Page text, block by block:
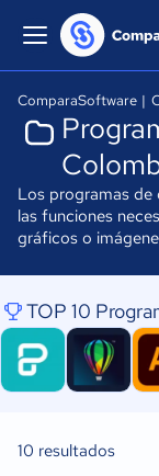
ComparaSoftware |
Los programas de
las funciones
gráficos o
TOP 10
10 resultados